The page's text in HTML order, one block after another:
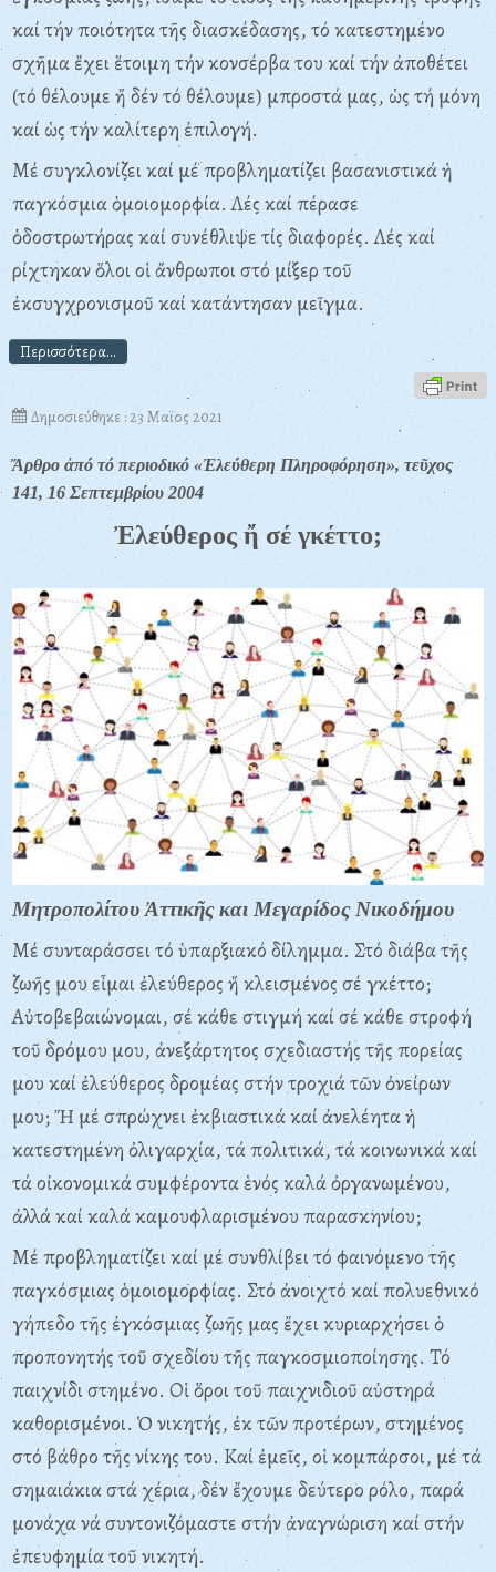
καί τήν ποιότητα τῆς διασκέδασης, τό κατεστημένο
σχῆμα ἔχει ἕτοιμη τήν κονσέρβα του καί τήν ἀποθέτει
(τό θέλουμε ἤ δέν τό θέλουμε) μπροστά μας, ὡς τή μόνη
καί ὡς τήν καλίτερη ἐπιλογή.
Μέ συγκλονίζει καί μέ προβληματίζει βασανιστικά ἡ
παγκόσμια ὁμοιομορφία. Λές καί πέρασε
ὁδοστρωτήρας καί συνέθλιψε τίς διαφορές. Λές καί
ρίχτηκαν ὅλοι οἱ ἄνθρωποι στό μίξερ τοῦ
ἐκσυγχρονισμοῦ καί κατάντησαν μεῖγμα.
Περισσότερα...
Δημοσιεύθηκε : 23 Μαϊος 2021
Ἄρθρο ἀπό τό περιοδικό «Ἐλεύθερη Πληροφόρηση», τεῦχος
141, 16 Σεπτεμβρίου 2004
Ἐλεύθερος ἤ σέ γκέττο;
Μητροπολίτου Ἀττικῆς και Μεγαρίδος Νικοδήμου
Μέ συνταράσσει τό ὑπαρξιακό δίλημμα. Στό διάβα τῆς
ζωῆς μου εἶμαι ἐλεύθερος ἤ κλεισμένος σέ γκέττο;
Αὐτοβεβαιώνομαι, σέ κάθε στιγμή καί σέ κάθε στροφή
τοῦ δρόμου μου, ἀνεξάρτητος σχεδιαστής τῆς πορείας
μου καί ἐλεύθερος δρομέας στήν τροχιά τῶν ὀνείρων
μου; Ἤ μέ σπρώχνει ἐκβιαστικά καί ἀνελέητα ἡ
κατεστημένη ὀλιγαρχία, τά πολιτικά, τά κοινωνικά καί
τά οἰκονομικά συμφέροντα ἑνός καλά ὀργανωμένου,
ἀλλά καί καλά καμουφλαρισμένου παρασκηνίου;
Μέ προβληματίζει καί μέ συνθλίβει τό φαινόμενο τῆς
παγκόσμιας ὁμοιομορφίας. Στό ἀνοιχτό καί πολυεθνικό
γήπεδο τῆς ἐγκόσμιας ζωῆς μας ἔχει κυριαρχήσει ὁ
προπονητής τοῦ σχεδίου τῆς παγκοσμιοποίησης. Τό
παιχνίδι στημένο. Οἱ ὅροι τοῦ παιχνιδιοῦ αὐστηρά
καθορισμένοι. Ὁ νικητής, ἐκ τῶν προτέρων, στημένος
στό βάθρο τῆς νίκης του. Καί ἐμεῖς, οἱ κομπάρσοι, μέ τά
σημαιάκια στά χέρια, δέν ἔχουμε δεύτερο ρόλο, παρά
μονάχα νά συντονιζόμαστε στήν ἀναγνώριση καί στήν
ἐπευφημία τοῦ νικητή.